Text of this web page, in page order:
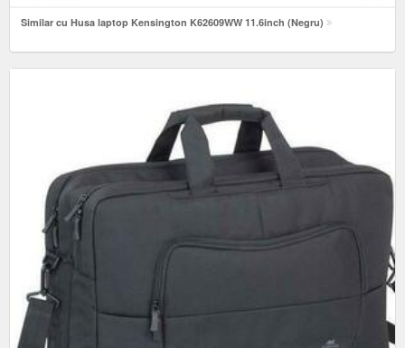
Similar cu Husa laptop Kensington K62609WW 11.6inch (Negru)